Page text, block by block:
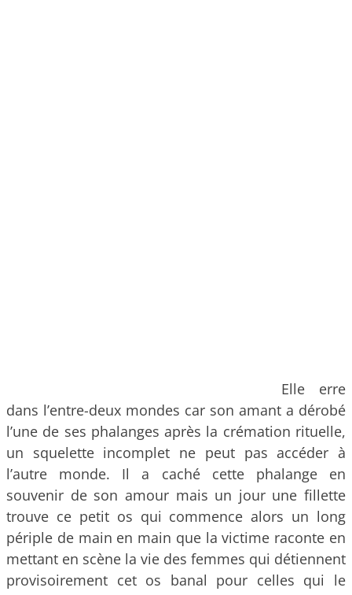
Elle erre
dans l’entre-deux mondes car son amant a dérobé
l’une de ses phalanges après la crémation rituelle,
un squelette incomplet ne peut pas accéder à
l’autre monde. Il a caché cette phalange en
souvenir de son amour mais un jour une fillette
trouve ce petit os qui commence alors un long
périple de main en main que la victime raconte en
mettant en scène la vie des femmes qui détiennent
provisoirement cet os banal pour celles qui le